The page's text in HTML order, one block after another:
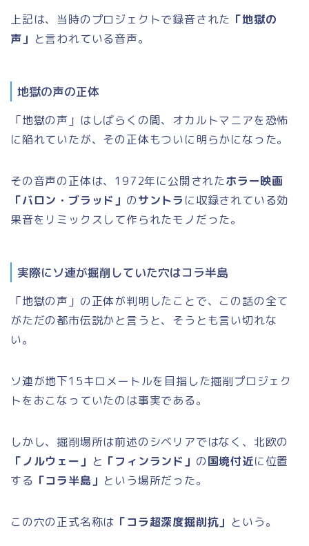
上記は、当時のプロジェクトで録音された 「地獄の
声」 と言われている音声。
地獄の声の正体
「地獄の声」はしばらくの間、オカルトマニアを恐怖
に陥れていたが、その正体もついに明らかになった。
その音声の正体は、1972年に公開されたホラー映画
「バロン・ブラッド」 のサントラ に収録されている効
果音をリミックスして作られたモノだった。
実際にソ連が掘削していた穴はコラ半島
「地獄の声」の正体が判明したことで、この話の全て
がただの都市伝説かと言うと、そうとも言い切れな
い。
ソ連が地下15キロメートルを目指した掘削プロジェク
トをおこなっていたのは事実である。
しかし、掘削場所は前述のシベリアではなく、北欧の
「ノルウェー」 と 「フィンランド」 の国境付近に位置
する 「コラ半島」 という場所だった。
この穴の正式名称は 「コラ超深度掘削抗」 という。